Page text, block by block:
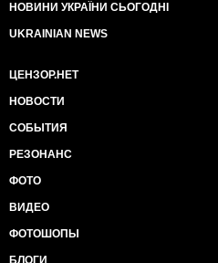
НОВИНИ УКРАЇНИ СЬОГОДНІ
UKRAINIAN NEWS
ЦЕНЗОР.НЕТ
НОВОСТИ
СОБЫТИЯ
РЕЗОНАНС
ФОТО
ВИДЕО
ФОТОШОПЫ
БЛОГИ